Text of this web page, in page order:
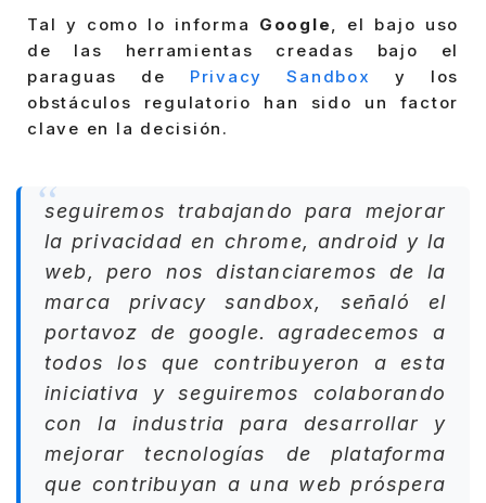
Tal y como lo informa Google, el bajo uso
de las herramientas creadas bajo el
paraguas de Privacy Sandbox
y los
obstáculos regulatorio han sido un factor
clave en la decisión.
seguiremos trabajando para mejorar
la privacidad en chrome, android y la
web, pero nos distanciaremos de la
marca privacy sandbox, señaló el
portavoz de google. agradecemos a
todos los que contribuyeron a esta
iniciativa y seguiremos colaborando
con la industria para desarrollar y
mejorar tecnologías de plataforma
que contribuyan a una web próspera